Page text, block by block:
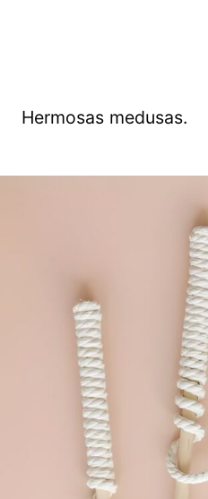
Hermosas medusas.